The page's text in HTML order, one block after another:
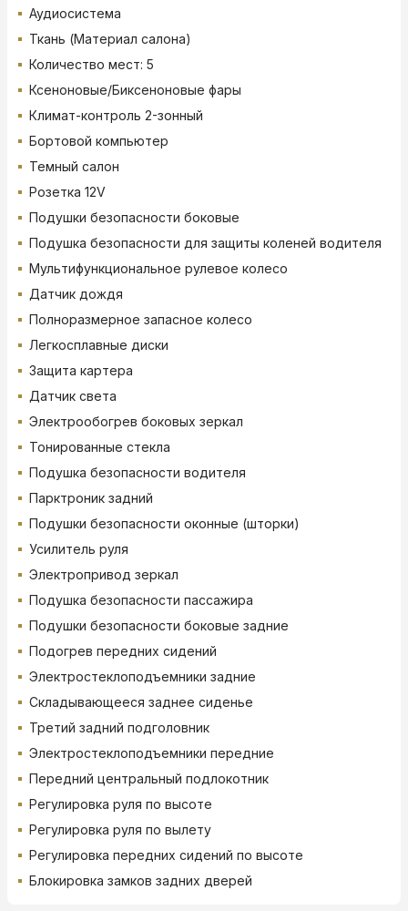
Аудиосистема
Ткань (Материал салона)
Количество мест: 5
Ксеноновые/Биксеноновые фары
Климат-контроль 2-зонный
Бортовой компьютер
Темный салон
Розетка 12V
Подушки безопасности боковые
Подушка безопасности для защиты коленей водителя
Мультифункциональное рулевое колесо
Датчик дождя
Полноразмерное запасное колесо
Легкосплавные диски
Защита картера
Датчик света
Электрообогрев боковых зеркал
Тонированные стекла
Подушка безопасности водителя
Парктроник задний
Подушки безопасности оконные (шторки)
Усилитель руля
Электропривод зеркал
Подушка безопасности пассажира
Подушки безопасности боковые задние
Подогрев передних сидений
Электростеклоподъемники задние
Складывающееся заднее сиденье
Третий задний подголовник
Электростеклоподъемники передние
Передний центральный подлокотник
Регулировка руля по высоте
Регулировка руля по вылету
Регулировка передних сидений по высоте
Блокировка замков задних дверей